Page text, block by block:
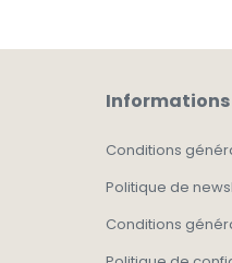
Conditions
Politique de
Conditions